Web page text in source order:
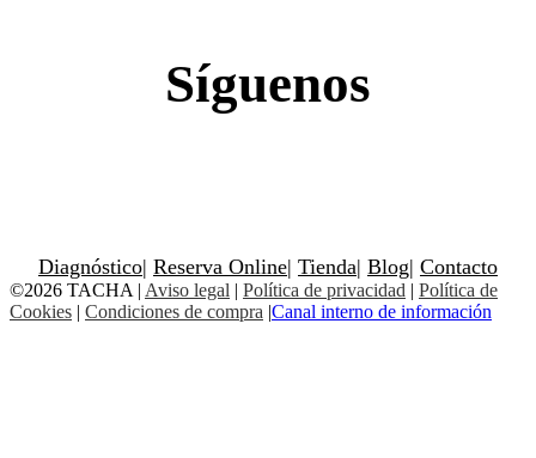
Síguenos
Diagnóstico| Reserva Online| Tienda| Blog| Contacto
©2026 TACHA | Aviso legal | Política de privacidad | Política de
Cookies | Condiciones de compra |Canal interno de información